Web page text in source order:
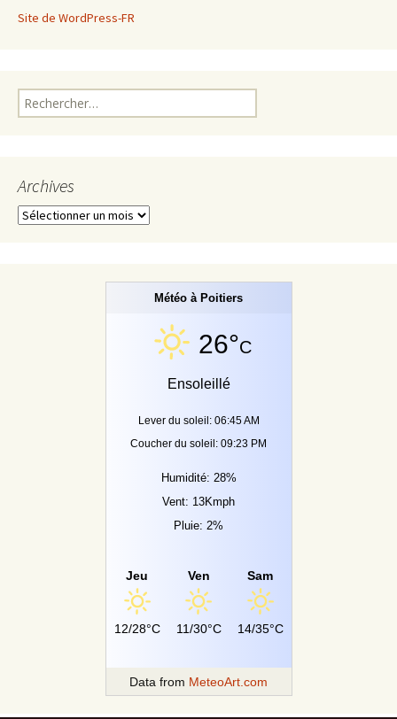
Site de WordPress-FR
Rechercher :
Archives
Archives
Météo à Poitiers
26°C
Ensoleillé
Lever du soleil: 06:45 AM
Coucher du soleil: 09:23 PM
Humidité: 28%
Vent: 13Kmph
Pluie: 2%
Jeu
12/28°C
Ven
11/30°C
Sam
14/35°C
Data from MeteoArt.com